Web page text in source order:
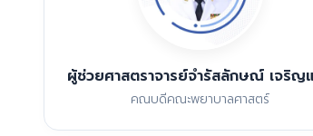
ผู้ช่วยศาสตราจารย์จำรัสลักษณ์ เจริญ
คณบดีคณะพยาบาลศาสตร์